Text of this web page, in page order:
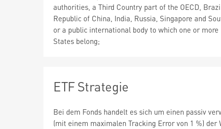
authorities, a Third Country part of the OECD,
Republic of China, India, Russia, Singapore and
or a public international body to which one or more
States belong;
ETF Strategie
Bei dem Fonds handelt es sich um einen passiv
(mit einem maximalen Tracking Error von 1 %)